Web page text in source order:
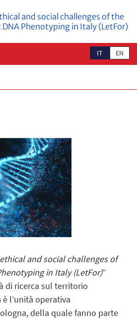
and social challenges of the
DNA Phenotyping in Italy (LetFor)
IT EN
and social challenges of
in Italy (LetFor)”
di ricerca sul territorio
l’unità operativa
della quale fanno parte